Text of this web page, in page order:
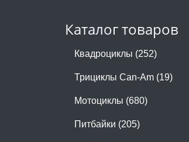
Каталог товаров
Квадроциклы (252)
Трициклы Can-Am (19)
Мотоциклы (680)
Питбайки (205)